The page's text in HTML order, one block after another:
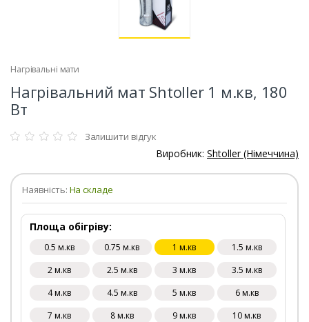
Нагрівальні мати
Нагрівальний мат Shtoller 1 м.кв, 180
Вт
Залишити відгук
Виробник: Shtoller (Німеччина)
Наявність: На складе
Площа обігріву:
0.5 м.кв 0.75 м.кв 1 м.кв
1.5 м.кв
2 м.кв
2.5 м.кв 3 м.кв
3.5 м.кв
4 м.кв
4.5 м.кв 5 м.кв
6 м.кв
7 м.кв
8 м.кв 9 м.кв
10 м.кв